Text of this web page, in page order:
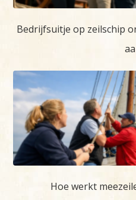
Bedrijfsuitje op zeilschip
Hoe werkt